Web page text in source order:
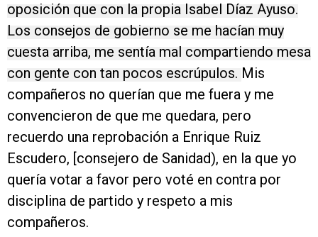
oposición que con la propia Isabel Díaz Ayuso.
Los consejos de gobierno se me hacían muy
cuesta arriba, me sentía mal compartiendo mesa
con gente con tan pocos escrúpulos. Mis
compañeros no querían que me fuera y me
convencieron de que me quedara, pero
recuerdo una reprobación a Enrique Ruiz
Escudero, [consejero de Sanidad), en la que yo
quería votar a favor pero voté en contra por
disciplina de partido y respeto a mis
compañeros.